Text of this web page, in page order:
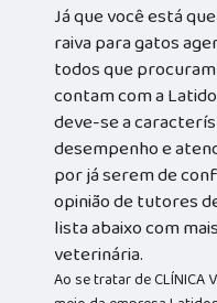
Já que você está
raiva para gatos
todos que
contam com a
deve-se a
desempenho e
por já serem de
opinião de tutores
lista abaixo com
veterinária.
Ao se tratar de CLÍNICA